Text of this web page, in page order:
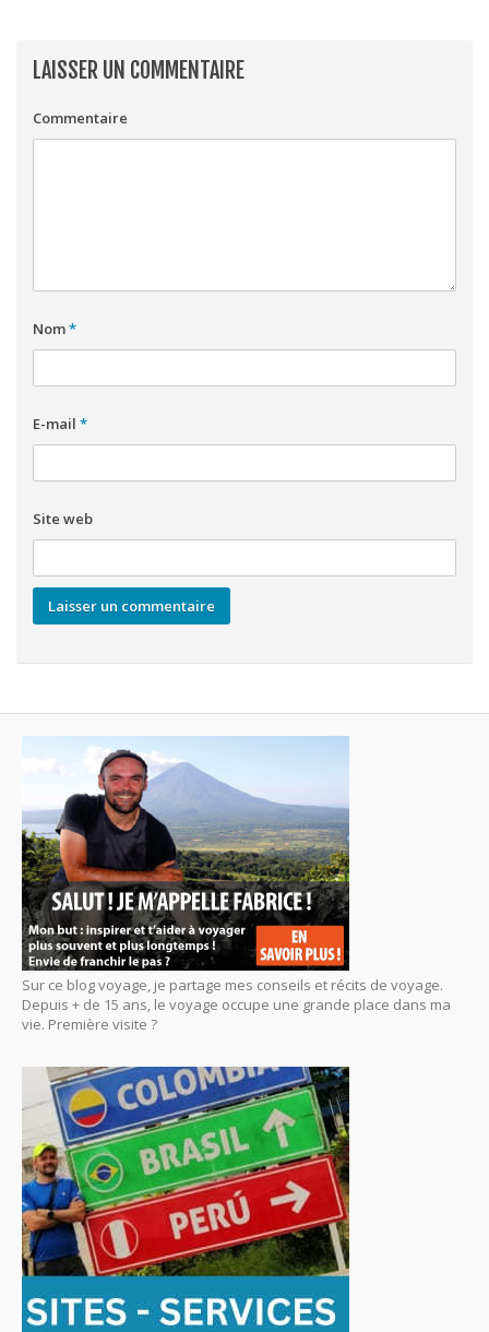
LAISSER UN COMMENTAIRE
Commentaire
Nom*
E-mail *
Site web
Sur ce blog voyage, je partage mes conseils et récits de voyage.
Depuis + de 15 ans, le voyage occupe une grande place dans ma
vie. Première visite ?